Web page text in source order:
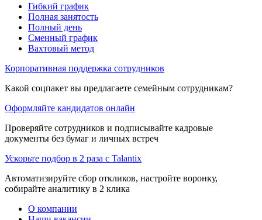
Гибкий график
Полная занятость
Полный день
Сменный график
Вахтовый метод
Корпоративная поддержка сотрудников
Какой соцпакет вы предлагаете семейным сотрудникам?
Оформляйте кандидатов онлайн
Проверяйте сотрудников и подписывайте кадровые
документы без бумаг и личных встреч
Ускорьте подбор в 2 раза с Talantix
Автоматизируйте сбор откликов, настройте воронку,
собирайте аналитику в 2 клика
О компании